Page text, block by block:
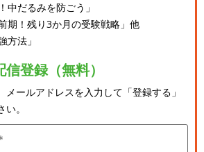
中だるみを防ごう」
期！残り3か月の受験戦略」他
方法」
登録（無料）
ールアドレスを入力して「登録する」
。